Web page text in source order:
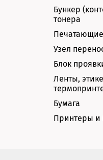
Бункер
тонера
Печатающие
Узел
Блок
Ленты,
Бумага
Принтеры